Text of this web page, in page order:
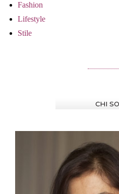
Fashion
Lifestyle
Stile
CHI